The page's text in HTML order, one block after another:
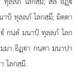
ปํ ทุลฺลภํ โลกสฺมึ; มิตฺตา
กนฺตํ มนาปํ ทุลฺลภํ โลก
า อิฏฺา กนฺตา มนาปา
โลกสฺมึ.